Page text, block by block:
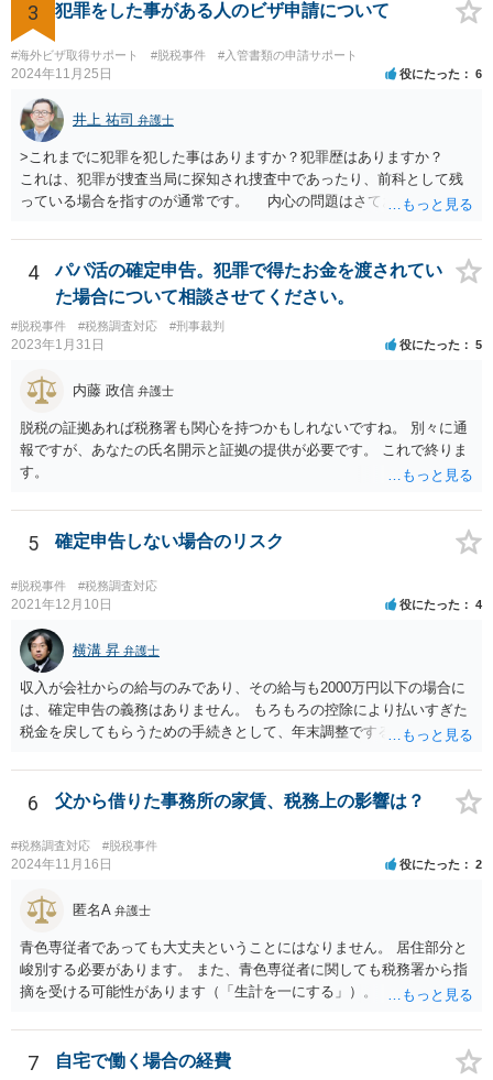
3 犯罪をした事がある人のビザ申請について
#海外ビザ取得サポート #脱税事件 #入管書類の申請サポート
2024年11月25日 役にたった 6
井上 祐司 弁護士
>これまでに犯罪を犯した事はありますか？犯罪歴はありますか？
これは、犯罪が捜査当局に探知され捜査中であったり、前科として残
っている場合を指すのが通常です。 内心の問題はさておき、ご質問
4
パパ活の確定申告。犯罪で得たお金を渡されてい
た場合について相談させてください。
#脱税事件 #税務調査対応 #刑事裁判
2023年1月31日 役にたった 5
内藤 政信 弁護士
脱税の証拠あれば税務署も関心を持つかもしれないですね。 別々に通
報ですが、あなたの氏名開示と証拠の提供が必要です。 これで終りま
す。
5 確定申告しない場合のリスク
#脱税事件 #税務調査対応
2021年12月10日 役にたった 4
横溝 昇 弁護士
収入が会社からの給与のみであり、その給与も2000万円以下の場合に
は、確定申告の義務はありません。 もろもろの控除により払いすぎた
税金を戻してもらうための手続きとして、年末調整でするのか、確定
する義務がある場合で確定申告をしなかった場合には、税務署の調査
等があり、本来払うべき税金にプラスして加算税の処分を科される場
逮捕されないとは思います。
6 父から借りた事務所の家賃、税務上の影響は？
#税務調査対応 #脱税事件
2024年11月16日 役にたった 2
匿名A 弁護士
青色専従者であっても大丈夫ということにはなりません。 居住部分と
峻別する必要があります。 また、青色専従者に関しても税務署から指
摘を受ける可能性があります（「生計を一にする」）。
7 自宅で働く場合の経費